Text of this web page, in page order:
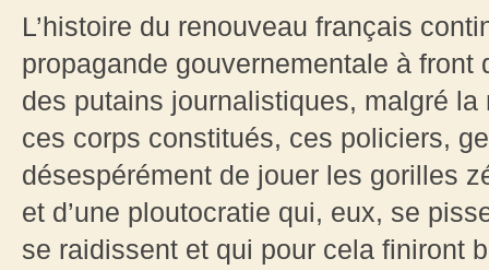
L’histoire du renouveau français
propagande gouvernementale à
des putains journalistiques, malgré
ces corps constitués, ces policiers,
désespérément de jouer les gorilles
et d’une ploutocratie qui, eux, se
se raidissent et qui pour cela finiront